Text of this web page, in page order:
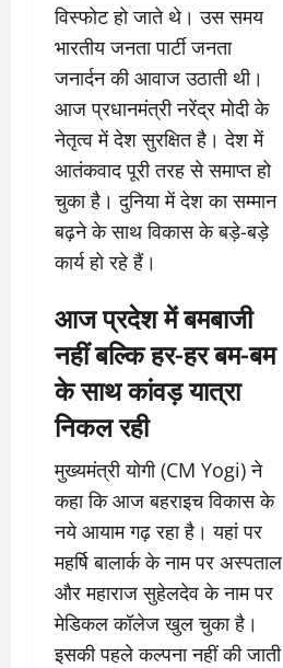
विस्फोट हो जाते थे। उस समय
भारतीय जनता पार्टी जनता
जनार्दन की आवाज उठाती थी।
आज प्रधानमंत्री नरेंद्र मोदी के
नेतृत्व में देश सुरक्षित है। देश में
आतंकवाद पूरी तरह से समाप्त हो
चुका है। दुनिया में देश का सम्मान
बढ़ने के साथ विकास के बड़े-बड़े
कार्य हो रहे हैं।
आज प्रदेश में बमबाजी
नहीं बल्कि हर-हर बम-बम
के साथ कांवड़ यात्रा
निकल रही
मुख्यमंत्री योगी (CM Yogi) ने
कहा कि आज बहराइच विकास के
नये आयाम गढ़ रहा है। यहां पर
महर्षि बालार्क के नाम पर अस्पताल
और महाराज सुहेलदेव के नाम पर
मेडिकल कॉलेज खुल चुका है।
इसकी पहले कल्पना नहीं की जाती